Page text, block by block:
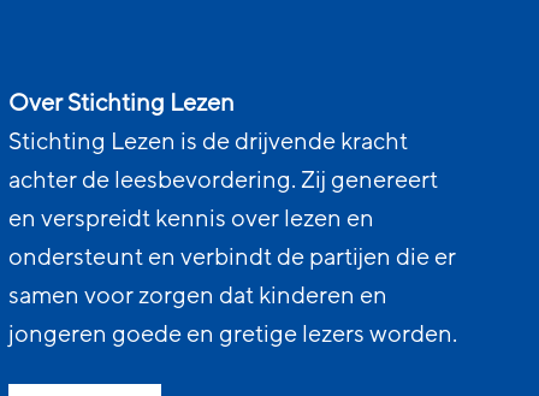
Over Stichting Lezen
Stichting Lezen is de drijvende kracht
achter de leesbevordering. Zij genereert
en verspreidt kennis over lezen en
ondersteunt en verbindt de partijen die er
samen voor zorgen dat kinderen en
jongeren goede en gretige lezers worden.